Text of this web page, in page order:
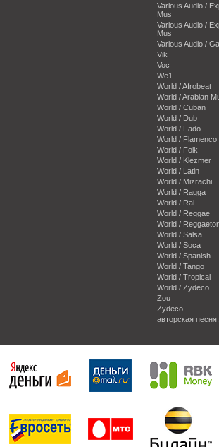
Various Audio /
Mus
Various Audio /
Mus
Various Audio /
Vik
Voc
We1
World / Afrobeat
World / Arabian
World / Cuban
World / Dub
World / Fado
World / Flamenco
World / Folk
World / Klezmer
World / Latin
World / Mizrachi
World / Ragga
World / Rai
World / Reggae
World /
World / Salsa
World / Soca
World / Spanish
World / Tango
World / Tropical
World / Zydeco
Zou
Zydeco
авторская